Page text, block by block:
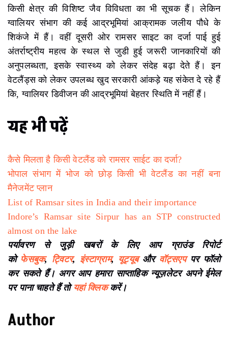
किसी क्षेत्र की विशिष्ट जैव विविधता का भी सूचक हैं। लेकिन
ग्वालियर संभाग की कई आद्रभूमियां आक्रामक जलीय पौधे के
शिकंजे में हैं। वहीं दूसरी ओर रामसर साइट का दर्जा पाई हुई
अंतर्राष्ट्रीय महत्व के स्थल से जुडी हुई जरूरी जानकारियों की
अनुपलब्धता, इसके स्वास्थ्य को लेकर संदेह बढ़ा देते हैं। इन
वेटलैंड्स को लेकर उपलब्ध खुद सरकारी आंकड़े यह संकेत दे रहे हैं
कि, ग्वालियर डिवीजन की आद्रभूमियां बेहतर स्थिति में नहीं हैं।
यह भी पढ़ें
कैसे मिलता है किसी वेटलैंड को रामसर साईट का दर्जा?
भोपाल संभाग में भोज को छोड़ किसी भी वेटलैंड का नहीं बना
मैनेजमेंट प्लान
List of Ramsar sites in India and their importance
Indore’s Ramsar site Sirpur has an STP constructed
almost on the lake
पर्यावरण से जुड़ी खबरों के लिए आप ग्राउंड रिपोर्ट
को फेसबुक, ट्विटर, इंस्टाग्राम, यूट्यूबऔर वॉट्सएपपर फॉलो
कर सकते हैं। अगर आप हमारा साप्ताहिक न्यूज़लेटर अपने ईमेल
पर पाना चाहते हैं तो यहां क्लिककरें।
Author